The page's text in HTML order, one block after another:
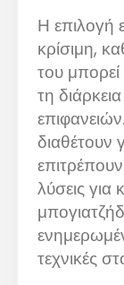
Η επιλογή
κρίσιμη,
του μπορεί
τη
διαθέτουν
λύσεις
τεχνικές